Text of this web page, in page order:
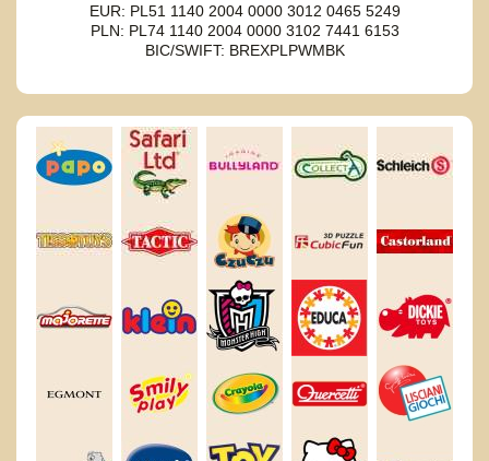
EUR: PL51 1140 2004 0000 3012 0465 5249
PLN: PL74 1140 2004 0000 3102 7441 6153
BIC/SWIFT: BREXPLPWMBK